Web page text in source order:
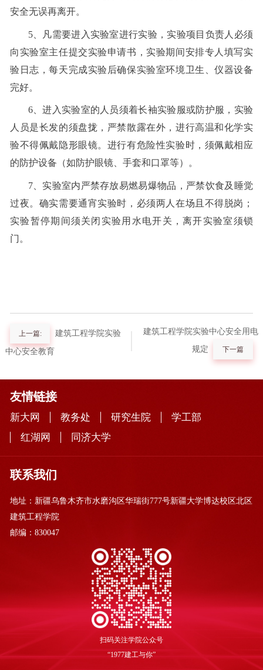
安全无误再离开。
5、凡需要进入实验室进行实验，实验项目负责人必须
向实验室主任提交实验申请书，实验期间安排专人填写实
验日志，每天完成实验后确保实验室环境卫生、仪器设备
完好。
6、进入实验室的人员须着长袖实验服或防护服，实验
人员是长发的须盘拢，严禁散露在外，进行高温和化学实
验不得佩戴隐形眼镜。进行有危险性实验时，须佩戴相应
的防护设备（如防护眼镜、手套和口罩等）。
7、实验室内严禁存放易燃易爆物品，严禁饮食及睡觉
过夜。确实需要通宵实验时，必须两人在场且不得脱岗；
实验暂停期间须关闭实验用水电开关，离开实验室须锁
门。
上一篇: 建筑工程学院实验
中心安全教育
建筑工程学院实验中心安全用电
规定
下一篇
友情链接
新大网 教务处 研究生院
学工部
红湖网
同济大学
联系我们
地址：新疆乌鲁木齐市水磨沟区华瑞街777号新疆大学博达校区北区
建筑工程学院
邮编：830047
扫码关注学院公众号
“1977建工与你”